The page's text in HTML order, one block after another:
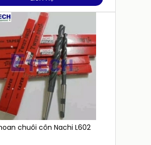
chuôi côn Nachi L602